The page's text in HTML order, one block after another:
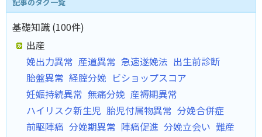
記事のタグ一覧
基礎知識 (100件)
出産
娩出力異常 産道異常 急速遂娩法 出生前診断
胎盤異常 経腟分娩 ビショップスコア
妊娠持続異常 無痛分娩 産褥期異常
ハイリスク新生児 胎児付属物異常 分娩合併症
前駆陣痛 分娩期異常 陣痛促進 分娩立会い 難産